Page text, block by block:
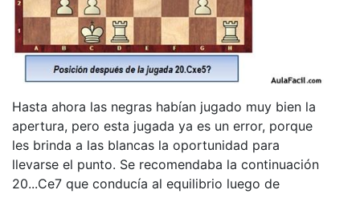
Hasta ahora las negras habían jugado muy bien la
apertura, pero esta jugada ya es un error, porque
les brinda a las blancas la oportunidad para
llevarse el punto. Se recomendaba la continuación
20...Ce7 que conducía al equilibrio luego de